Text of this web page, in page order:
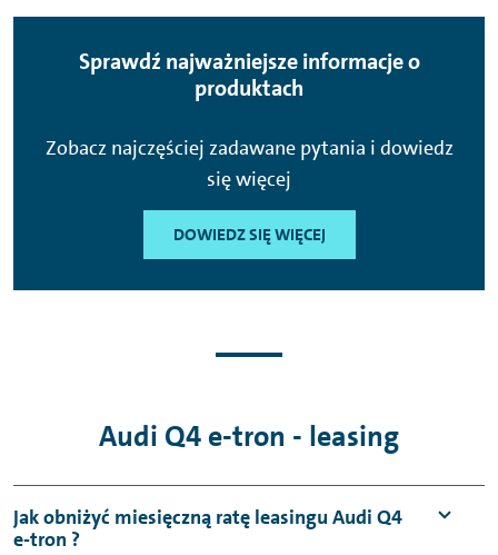
Sprawdź najważniejsze informacje o
produktach
Zobacz najczęściej zadawane pytania i dowiedz
się więcej
DOWIEDZ SIĘ WIĘCEJ
Audi Q4 e-tron - leasing
Jak obniżyć miesięczną ratę leasingu Audi Q4
e-tron ?